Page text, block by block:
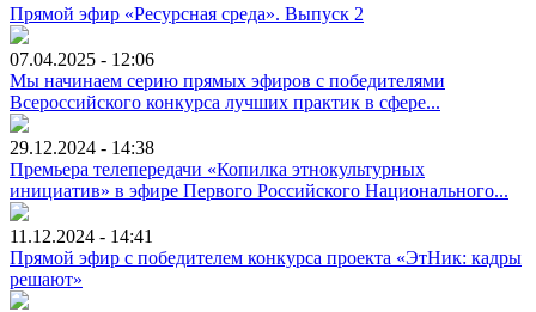
Прямой эфир «Ресурсная среда». Выпуск 2
07.04.2025 - 12:06
Мы начинаем серию прямых эфиров с победителями
Всероссийского конкурса лучших практик в сфере...
29.12.2024 - 14:38
Премьера телепередачи «Копилка этнокультурных
инициатив» в эфире Первого Российского Национального...
11.12.2024 - 14:41
Прямой эфир с победителем конкурса проекта «ЭтНик: кадры
решают»